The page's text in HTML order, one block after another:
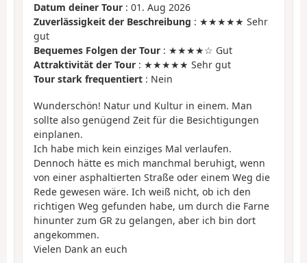
Datum deiner Tour : 01. Aug 2026
Zuverlässigkeit der Beschreibung : ★★★★★ Sehr
gut
Bequemes Folgen der Tour : ★★★★☆ Gut
Attraktivität der Tour : ★★★★★ Sehr gut
Tour stark frequentiert : Nein
Wunderschön! Natur und Kultur in einem. Man
sollte also genügend Zeit für die Besichtigungen
einplanen.
Ich habe mich kein einziges Mal verlaufen.
Dennoch hätte es mich manchmal beruhigt, wenn
von einer asphaltierten Straße oder einem Weg die
Rede gewesen wäre. Ich weiß nicht, ob ich den
richtigen Weg gefunden habe, um durch die Farne
hinunter zum GR zu gelangen, aber ich bin dort
angekommen.
Vielen Dank an euch